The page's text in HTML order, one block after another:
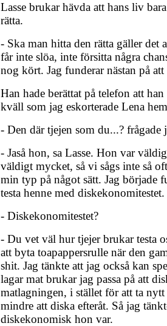
Lasse brukar hävda att hans liv
rätta.
- Ska man hitta den rätta gäller det
får inte slöa, inte försitta några
nog kört. Jag funderar nästan på
Han hade berättat på telefon att
kväll som jag eskorterade Lena
- Den där tjejen som du...? frågade
- Jaså hon, sa Lasse. Hon var
väldigt mycket, så vi sågs inte så
min typ på något sätt. Jag började
testa henne med diskekonomitestet.
- Diskekonomitestet?
- Du vet väl hur tjejer brukar testa
att byta toapappersrulle när den
shit. Jag tänkte att jag också kan
lagar mat brukar jag passa på att
matlagningen, i stället för att ta
mindre att diska efteråt. Så jag
diskekonomisk hon var.